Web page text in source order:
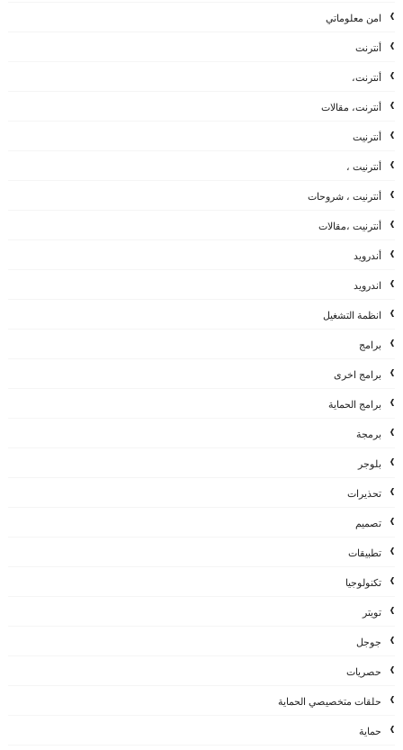
امن معلوماتي
أنترنت
أنترنت،
أنترنت، مقالات
أنترنيت
أنترنيت ،
أنترنيت ، شروحات
أنترنيت ،مقالات
أندرويد
اندرويد
انظمة التشغيل
برامج
برامج اخرى
برامج الحماية
برمجة
بلوجر
تحذيرات
تصميم
تطبيقات
تكنولوجيا
تويتر
جوجل
حصريات
حلقات متخصيصي الحماية
حماية